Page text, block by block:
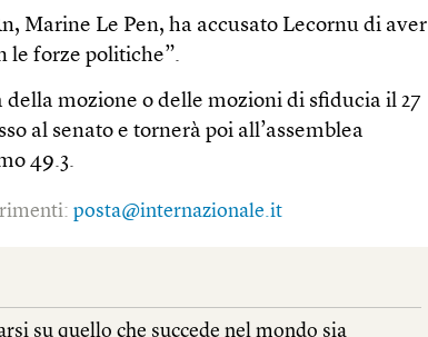
Marine Le Pen, ha accusato Lecornu di aver
le forze politiche”.
della mozione o delle mozioni di sfiducia il 27
al senato e tornerà poi all’assemblea
49.3.
posta@internazionale.it